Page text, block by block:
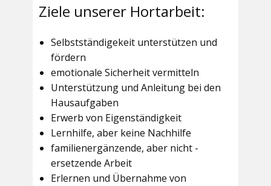
Ziele unserer Hortarbeit:
Selbstständigekeit unterstützen und
fördern
emotionale Sicherheit vermitteln
Unterstützung und Anleitung bei den
Hausaufgaben
Erwerb von Eigenständigkeit
Lernhilfe, aber keine Nachhilfe
familienergänzende, aber nicht -
ersetzende Arbeit
Erlernen und Übernahme von